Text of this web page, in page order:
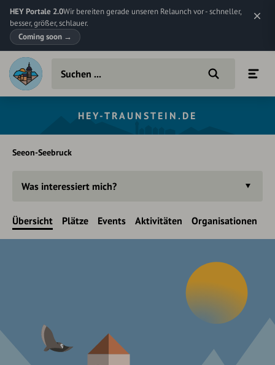
HEY Portale 2.0Wir bereiten gerade unseren Relaunch vor - schneller,
besser, größer, schlauer.
Coming soon →
HEY-TRAUNSTEIN.DE
Seeon-Seebruck
Was interessiert mich?
Übersicht Plätze Events Aktivitäten Organisationen